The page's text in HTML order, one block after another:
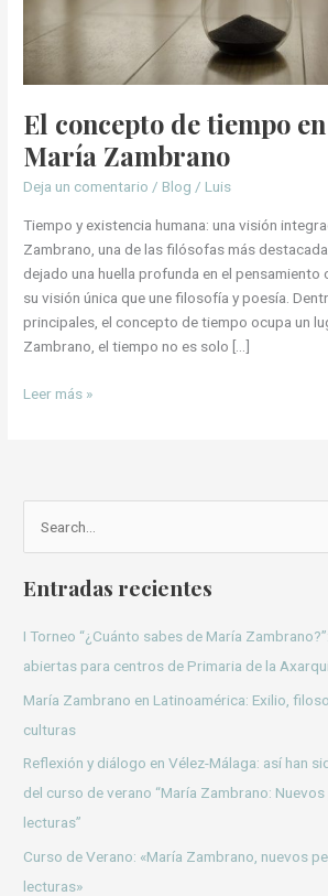
El concepto de tiempo
María Zambrano
Deja un comentario / Blog / Luis
Tiempo y existencia humana: una visión
Zambrano, una de las filósofas más
dejado una huella profunda en el
su visión única que une filosofía y poesía.
principales, el concepto de tiempo ocupa un
Zambrano, el tiempo no es solo […]
Leer más »
s
p
o
r
:
Entradas recientes
I Torneo “¿Cuánto sabes de María
abiertas para centros de Primaria de la
María Zambrano en Latinoamérica: Exilio,
culturas
Reflexión y diálogo en Vélez-Málaga: así han
del curso de verano “María Zambrano:
lecturas”
Curso de Verano: «María Zambrano, nuevos
lecturas»